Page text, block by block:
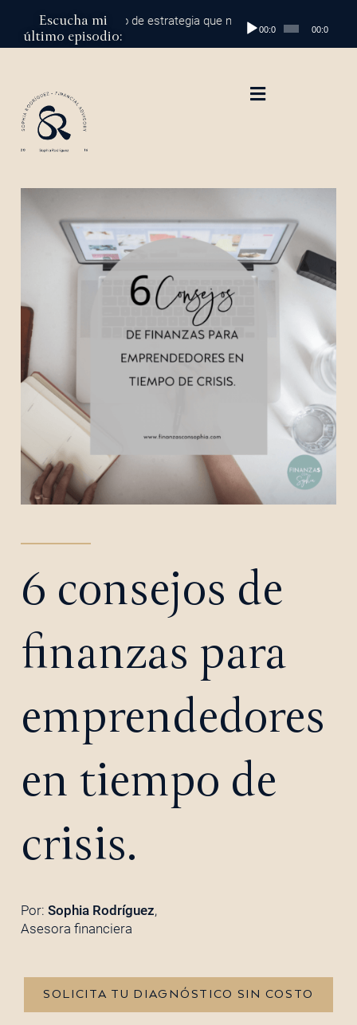
Escucha mi
último episodio:
millón: el cambio de estrategia que marca la diferencia
Reproductor
00:00 00:00
6 consejos de
finanzas para
emprendedores
en tiempo de
crisis.
Por: Sophia Rodríguez,
Asesora financiera
SOLICITA TU DIAGNÓSTICO SIN COSTO